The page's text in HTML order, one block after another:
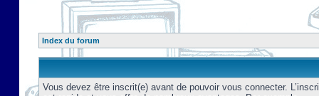
Index du forum
Vous devez être inscrit(e) avant de pouvoir vous connecter.